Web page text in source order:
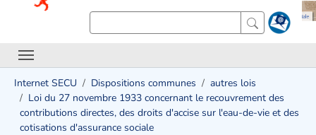
Internet SECU Dispositions communes
autres lois
Loi du 27 novembre 1933 concernant le recouvrement des
contributions directes, des droits d'accise sur l'eau-de-vie et des
cotisations d'assurance sociale